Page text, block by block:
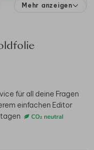
Mehr anzeigen
für all deine Fragen
einfachen Editor